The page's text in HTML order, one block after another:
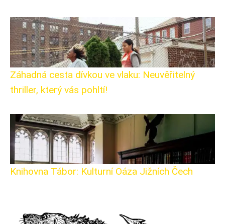
Záhadná cesta dívkou ve vlaku: Neuvěřitelný
thriller, který vás pohltí!
Knihovna Tábor: Kulturní Oáza Jižních Čech